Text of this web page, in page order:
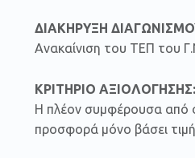
ΔΙΑΚΗΡΥΞΗ
Ανακαίνιση του ΤΕΠ του
ΚΡΙΤΗΡΙΟ ΑΞΙΟΛΟΓΗΣΗΣ:
Η πλέον συμφέρουσα από
προσφορά μόνο βάσει